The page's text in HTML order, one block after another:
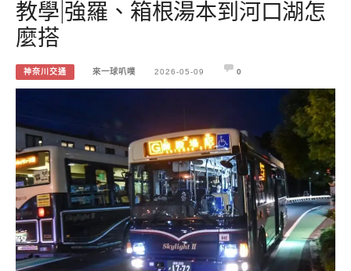
教學|強羅、箱根湯本到河口湖怎
麼搭
神奈川交通 來一球叭噗 2026-05-09 0